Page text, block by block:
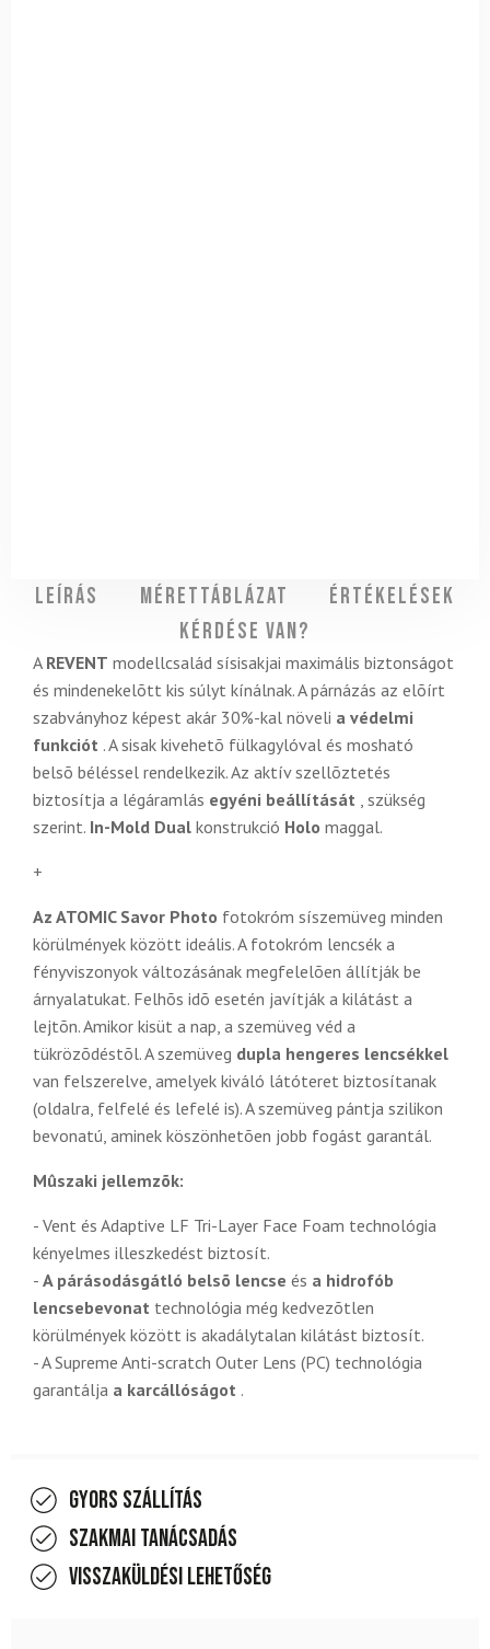
Leírás Mérettáblázat
Értékelések
Kérdése van?
A REVENT modellcsalád sísisakjai maximális biztonságot
és mindenekelõtt kis súlyt kínálnak. A párnázás az elõírt
szabványhoz képest akár 30%-kal növeli a védelmi
funkciót . A sisak kivehetõ fülkagylóval és mosható
belsõ béléssel rendelkezik. Az aktív szellõztetés
biztosítja a légáramlás egyéni beállítását , szükség
szerint. In-Mold Dual konstrukció Holo maggal.
+
Az ATOMIC Savor Photo fotokróm síszemüveg minden
körülmények között ideális. A fotokróm lencsék a
fényviszonyok változásának megfelelõen állítják be
árnyalatukat. Felhõs idõ esetén javítják a kilátást a
lejtõn. Amikor kisüt a nap, a szemüveg véd a
tükrözõdéstõl. A szemüveg dupla hengeres lencsékkel
van felszerelve, amelyek kiváló látóteret biztosítanak
(oldalra, felfelé és lefelé is). A szemüveg pántja szilikon
bevonatú, aminek köszönhetõen jobb fogást garantál.
Mûszaki jellemzõk:
- Vent és Adaptive LF Tri-Layer Face Foam technológia
kényelmes illeszkedést biztosít.
- A párásodásgátló belsõ lencse és a hidrofób
lencsebevonat technológia még kedvezõtlen
körülmények között is akadálytalan kilátást biztosít.
- A Supreme Anti-scratch Outer Lens (PC) technológia
garantálja a karcállóságot .
Gyors szállítás
Szakmai tanácsadás
Visszaküldési lehetőség